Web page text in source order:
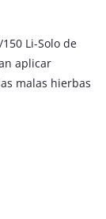
Li-Solo de
aplicar
malas hierbas